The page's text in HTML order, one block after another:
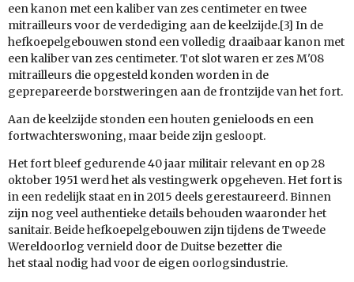
een kanon met een kaliber van zes centimeter en twee
mitrailleurs voor de verdediging aan de keelzijde.[3] In de
hefkoepelgebouwen stond een volledig draaibaar kanon met
een kaliber van zes centimeter. Tot slot waren er zes M'08
mitrailleurs die opgesteld konden worden in de
geprepareerde borstweringen aan de frontzijde van het fort.
Aan de keelzijde stonden een houten genieloods en een
fortwachterswoning, maar beide zijn gesloopt.
Het fort bleef gedurende 40 jaar militair relevant en op 28
oktober 1951 werd het als vestingwerk opgeheven. Het fort is
in een redelijk staat en in 2015 deels gerestaureerd. Binnen
zijn nog veel authentieke details behouden waaronder het
sanitair. Beide hefkoepelgebouwen zijn tijdens de Tweede
Wereldoorlog vernield door de Duitse bezetter die
het staal nodig had voor de eigen oorlogsindustrie.